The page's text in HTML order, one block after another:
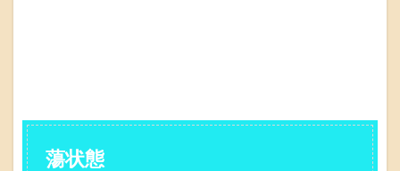
蕩状態